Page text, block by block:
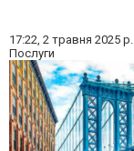
17:22, 2 травня 2025 р.
Послуги